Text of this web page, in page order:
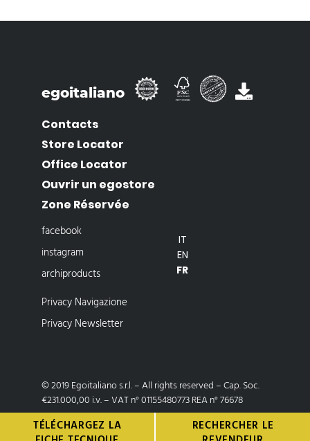
TÉLÉCHARGEZ LA
RECHERCHER LE
egoitaliano
Contacts
Store Locator
Office Locator
Ouvrir un egostore
Zone Réservée
facebook
instagram
archiproducts
Privacy Navigazione
Privacy Newsletter
IT
EN
FR
© 2019 Egoitaliano s.r.l. – All rights reserved – Cap. Soc.
€231.000,00 i.v. – VAT n° 01155480773 REA n° 76678
Developed by egoitaliano